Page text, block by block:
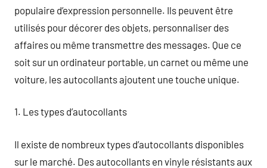
populaire d’expression personnelle. Ils peuvent être
utilisés pour décorer des objets, personnaliser des
affaires ou même transmettre des messages. Que ce
soit sur un ordinateur portable, un carnet ou même une
voiture, les autocollants ajoutent une touche unique.
1. Les types d’autocollants
Il existe de nombreux types d’autocollants disponibles
sur le marché. Des autocollants en vinyle résistants aux